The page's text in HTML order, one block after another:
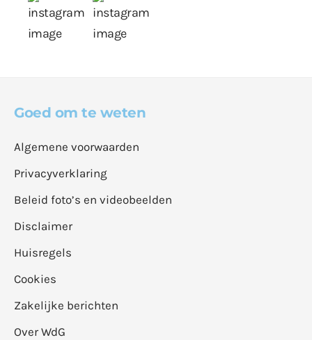
Goed om te weten
Algemene voorwaarden
Privacyverklaring
Beleid foto’s en videobeelden
Disclaimer
Huisregels
Cookies
Zakelijke berichten
Over WdG